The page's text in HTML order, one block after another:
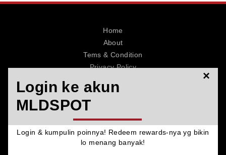
© 2026 MLDSPOT. All Rights Reserved.
Home
About
Tems & Condition
Privacy Policy
Login ke akun
MLDSPOT
×
Login & kumpulin poinnya! Redeem rewards-nya yg bikin
lo menang banyak!